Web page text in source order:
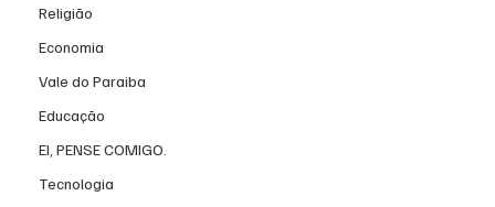
Religião
Economia
Vale do Paraiba
Educação
EI, PENSE COMIGO.
Tecnologia